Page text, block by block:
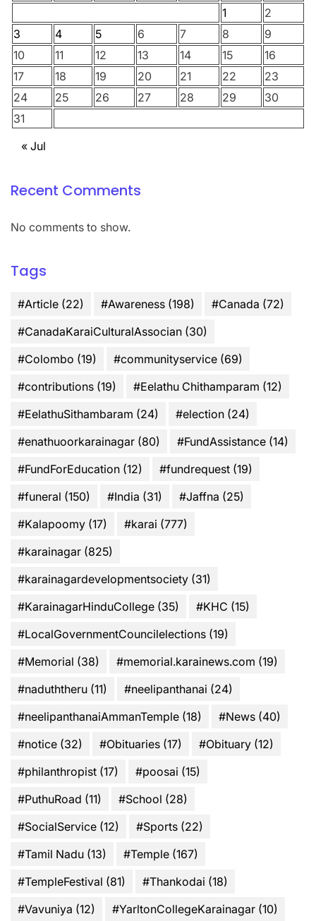
1
2
3
4 5 6 7 8
9
10
11 12 13 14 15
16
17
18 19 20 21 22
23
24
25 26 27 28 29
30
31
« Jul
Recent Comments
No comments to show.
Tags
#Article (22) #Awareness (198) #Canada (72)
#CanadaKaraiCulturalAssocian (30)
#Colombo (19) #communityservice (69)
#contributions (19) #Eelathu Chithamparam (12)
#EelathuSithambaram (24) #election (24)
#enathuoorkarainagar (80) #FundAssistance (14)
#FundForEducation (12) #fundrequest (19)
#funeral (150) #India (31) #Jaffna (25)
#Kalapoomy (17) #karai (777)
#karainagar (825)
#karainagardevelopmentsociety (31)
#KarainagarHinduCollege (35) #KHC (15)
#LocalGovernmentCouncilelections (19)
#Memorial (38) #memorial.karainews.com (19)
#naduththeru (11) #neelipanthanai (24)
#neelipanthanaiAmmanTemple (18) #News (40)
#notice (32) #Obituaries (17) #Obituary (12)
#philanthropist (17) #poosai (15)
#PuthuRoad (11) #School (28)
#SocialService (12) #Sports (22)
#Tamil Nadu (13) #Temple (167)
#TempleFestival (81) #Thankodai (18)
#Vavuniya (12) #YarltonCollegeKarainagar (10)